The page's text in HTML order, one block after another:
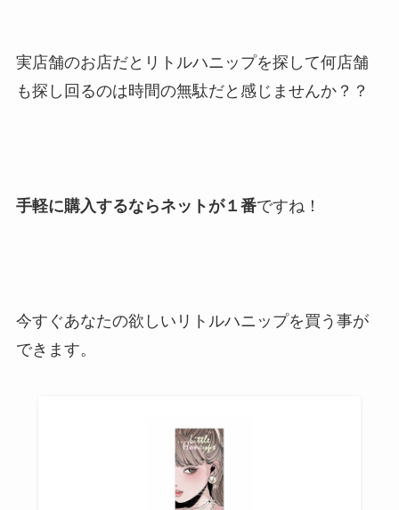
実店舗のお店だとリトルハニップを探して何店舗
も探し回るのは時間の無駄だと感じませんか？？
手軽に購入するならネットが１番ですね！
今すぐあなたの欲しいリトルハニップを買う事が
できます。